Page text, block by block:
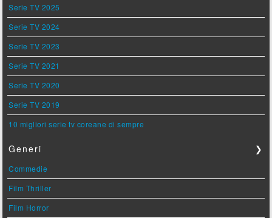
Serie TV 2025
Serie TV 2024
Serie TV 2023
Serie TV 2021
Serie TV 2020
Serie TV 2019
10 migliori serie tv coreane di sempre
Generi ❯
Commedie
Film Thriller
Film Horror